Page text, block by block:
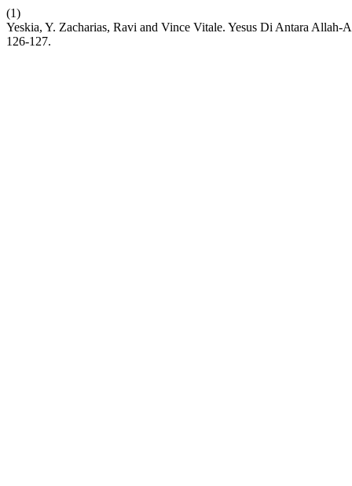
(1)
Yeskia, Y. Zacharias, Ravi and Vince Vitale. Yesus Di Antara
126-127.